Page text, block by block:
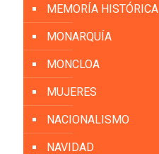
MEMORÍA HISTÓRICA
MONARQUÍA
MONCLOA
MUJERES
NACIONALISMO
NAVIDAD